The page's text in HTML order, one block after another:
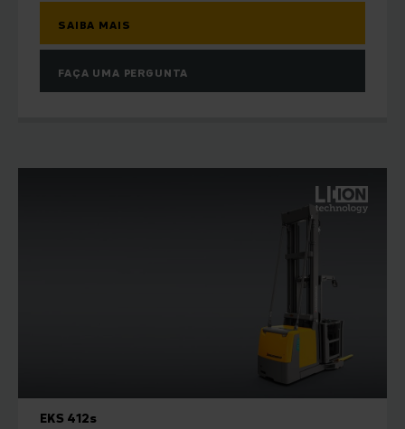
SAIBA MAIS
FAÇA UMA PERGUNTA
EKS 412s